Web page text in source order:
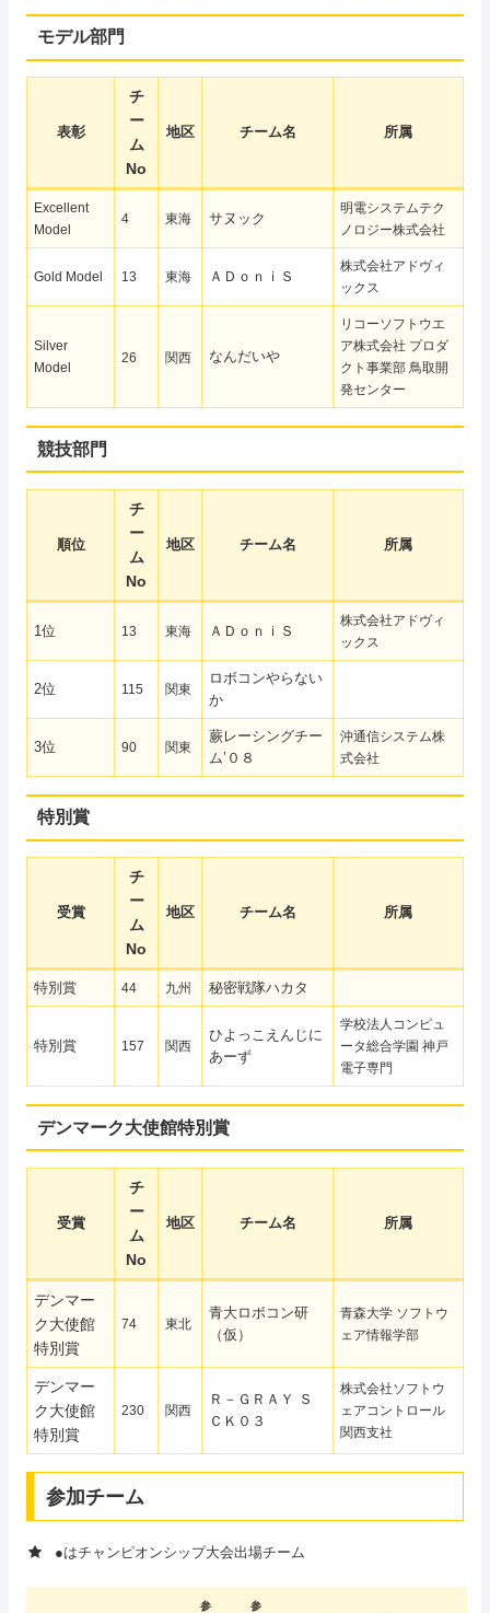
モデル部門
表彰
チ
ー
ム
No
地区 チーム名 所属
Excellent
Model
4 東海 サヌック
明電システムテク
ノロジー株式会社
Gold Model 13 東海 ＡＤｏｎｉＳ
株式会社アドヴィ
ックス
Silver
Model
26 関西 なんだいや
リコーソフトウエ
ア株式会社 プロダ
クト事業部 鳥取開
発センター
競技部門
順位
チ
ー
ム
No
地区 チーム名 所属
1位 13 東海 ＡＤｏｎｉＳ
株式会社アドヴィ
ックス
2位 115 関東
ロボコンやらない
か
3位 90 関東
蕨レーシングチー
ム’０８
沖通信システム株
式会社
特別賞
受賞
チ
ー
ム
No
地区 チーム名 所属
特別賞 44 九州 秘密戦隊ハカタ
特別賞 157 関西
ひよっこえんじに
あーず
学校法人コンピュ
ータ総合学園 神戸
電子専門
デンマーク大使館特別賞
受賞
チ
ー
ム
No
地区 チーム名 所属
デンマー
ク大使館
特別賞
74 東北
青大ロボコン研
（仮）
青森大学 ソフトウ
ェア情報学部
デンマー
ク大使館
特別賞
230 関西
Ｒ－ＧＲＡＹ Ｓ
ＣＫ０３
株式会社ソフトウ
ェアコントロール
関西支社
参加チーム
●はチャンピオンシップ大会出場チーム
参
参